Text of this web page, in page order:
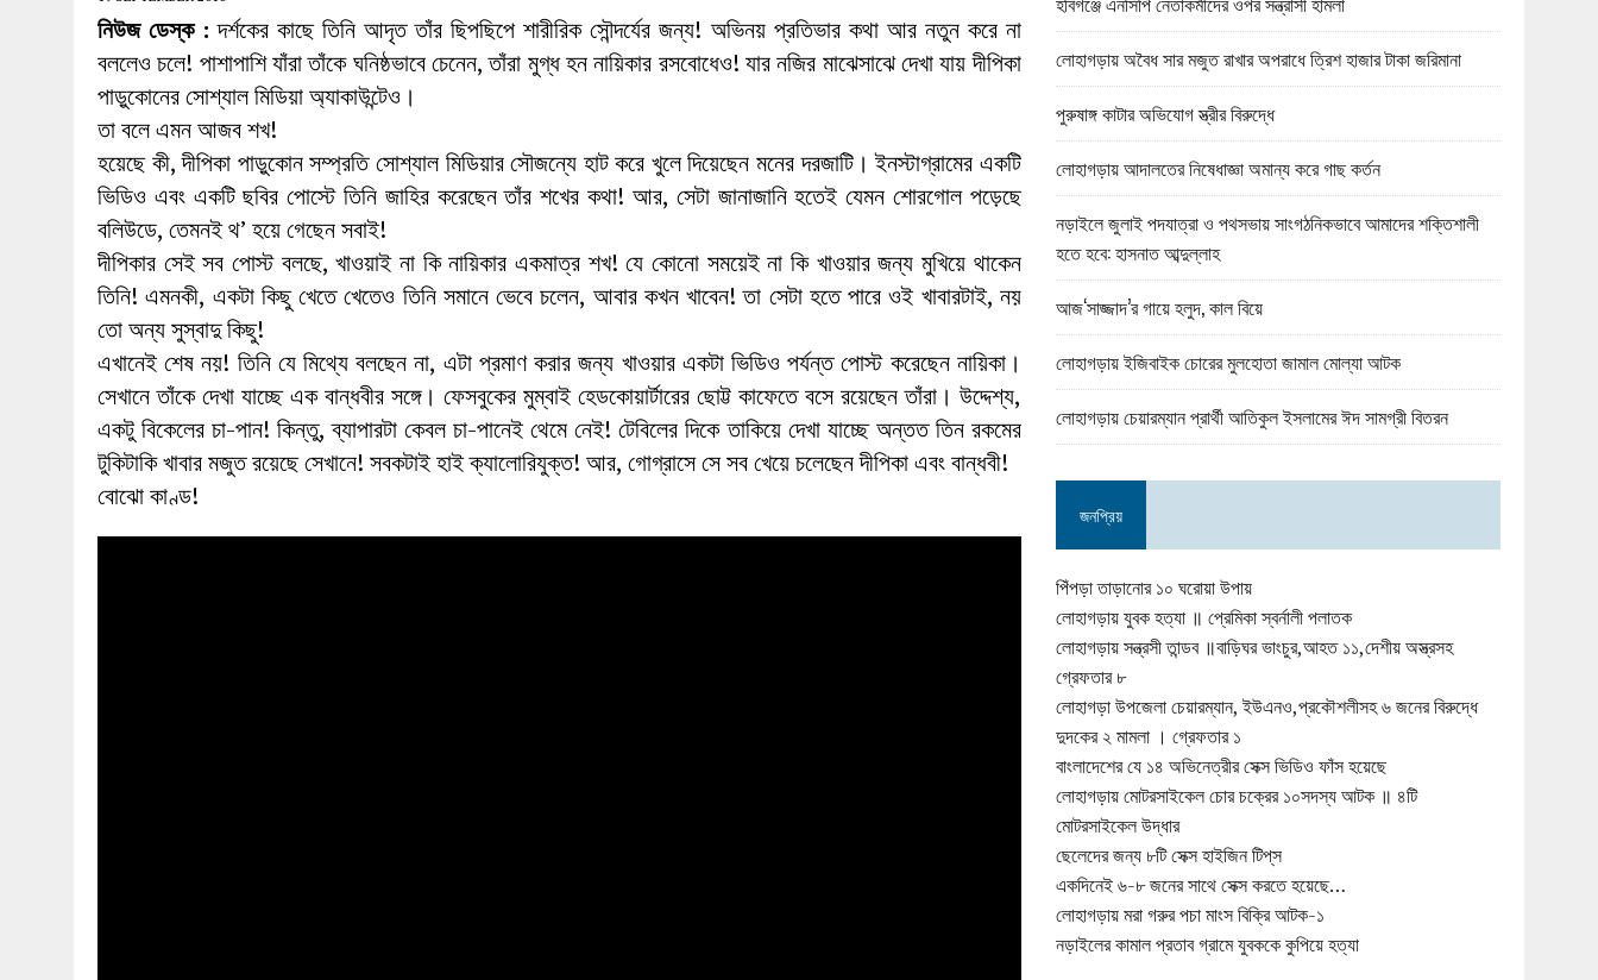
27 MAY 2026 | লোহাগড়ায় চেয়ারম্যান প্রার্থী আতিকুল ইসলামের ঈদ সামগ্রী বিতরন
1 AUGUST 2026 | লোহাগড়ায় জাল দলিলে নামজারি ॥ এসিল্যান্ড অফিসে ভয়াবহ দুর্নীতি
নিউজ ডেস্ক : দর্শকের কাছে তিনি আদৃত তাঁর ছিপছিপে শারীরিক সৌন্দর্যের জন্য! অভিনয় প্রতিভার কথা আর নতুন করে না
বললেও চলে! পাশাপাশি যাঁরা তাঁকে ঘনিষ্ঠভাবে চেনেন, তাঁরা মুগ্ধ হন নায়িকার রসবোধেও! যার নজির মাঝেসাঝে দেখা যায় দীপিকা
পাড়ুকোনের সোশ্যাল মিডিয়া অ্যাকাউন্টেও।
তা বলে এমন আজব শখ!
হয়েছে কী, দীপিকা পাড়ুকোন সম্প্রতি সোশ্যাল মিডিয়ার সৌজন্যে হাট করে খুলে দিয়েছেন মনের দরজাটি। ইনস্টাগ্রামের একটি
ভিডিও এবং একটি ছবির পোস্টে তিনি জাহির করেছেন তাঁর শখের কথা! আর, সেটা জানাজানি হতেই যেমন শোরগোল পড়েছে
বলিউডে, তেমনই থ’ হয়ে গেছেন সবাই!
দীপিকার সেই সব পোস্ট বলছে, খাওয়াই না কি নায়িকার একমাত্র শখ! যে কোনো সময়েই না কি খাওয়ার জন্য মুখিয়ে থাকেন
তিনি! এমনকী, একটা কিছু খেতে খেতেও তিনি সমানে ভেবে চলেন, আবার কখন খাবেন! তা সেটা হতে পারে ওই খাবারটাই, নয়
তো অন্য সুস্বাদু কিছু!
এখানেই শেষ নয়! তিনি যে মিথ্যে বলছেন না, এটা প্রমাণ করার জন্য খাওয়ার একটা ভিডিও পর্যন্ত পোস্ট করেছেন নায়িকা।
সেখানে তাঁকে দেখা যাচ্ছে এক বান্ধবীর সঙ্গে। ফেসবুকের মুম্বাই হেডকোয়ার্টারের ছোট্ট কাফেতে বসে রয়েছেন তাঁরা। উদ্দেশ্য,
একটু বিকেলের চা-পান! কিন্তু, ব্যাপারটা কেবল চা-পানেই থেমে নেই! টেবিলের দিকে তাকিয়ে দেখা যাচ্ছে অন্তত তিন রকমের
টুকিটাকি খাবার মজুত রয়েছে সেখানে! সবকটাই হাই ক্যালোরিযুক্ত! আর, গোগ্রাসে সে সব খেয়ে চলেছেন দীপিকা এবং বান্ধবী!
বোঝো কাণ্ড!
লোহাগড়ায় অবৈধ সার মজুত রাখার অপরাধে ত্রিশ হাজার টাকা জরিমানা
পুরুষাঙ্গ কাটার অভিযোগ স্ত্রীর বিরুদ্ধে
লোহাগড়ায় আদালতের নিষেধাজ্ঞা অমান্য করে গাছ কর্তন
নড়াইলে জুলাই পদযাত্রা ও পথসভায় সাংগঠনিকভাবে আমাদের শক্তিশালী
হতে হবে: হাসনাত আব্দুল্লাহ
আজ‘সাজ্জাদ’র গায়ে হলুদ, কাল বিয়ে
লোহাগড়ায় ইজিবাইক চোরের মুলহোতা জামাল মোল্যা আটক
লোহাগড়ায় চেয়ারম্যান প্রার্থী আতিকুল ইসলামের ঈদ সামগ্রী বিতরন
জনপ্রিয়
পিঁপড়া তাড়ানোর ১০ ঘরোয়া উপায়
লোহাগড়ায় যুবক হত্যা ॥ প্রেমিকা স্বর্নালী পলাতক
লোহাগড়ায় সন্ত্রসী তান্ডব ॥বাড়িঘর ভাংচুর,আহত ১১,দেশীয় অস্ত্রসহ
গ্রেফতার ৮
লোহাগড়া উপজেলা চেয়ারম্যান, ইউএনও,প্রকৌশলীসহ ৬ জনের বিরুদ্ধে
দুদকের ২ মামলা । গ্রেফতার ১
বাংলাদেশের যে ১৪ অভিনেত্রীর সেক্স ভিডিও ফাঁস হয়েছে
লোহাগড়ায় মোটরসাইকেল চোর চক্রের ১০সদস্য আটক ॥ ৪টি
মোটরসাইকেল উদ্ধার
ছেলেদের জন্য ৮টি সেক্স হাইজিন টিপ্‌স
একদিনেই ৬-৮ জনের সাথে সেক্স করতে হয়েছে…
লোহাগড়ায় মরা গরুর পচা মাংস বিক্রি আটক-১
নড়াইলের কামাল প্রতাব গ্রামে যুবককে কুপিয়ে হত্যা